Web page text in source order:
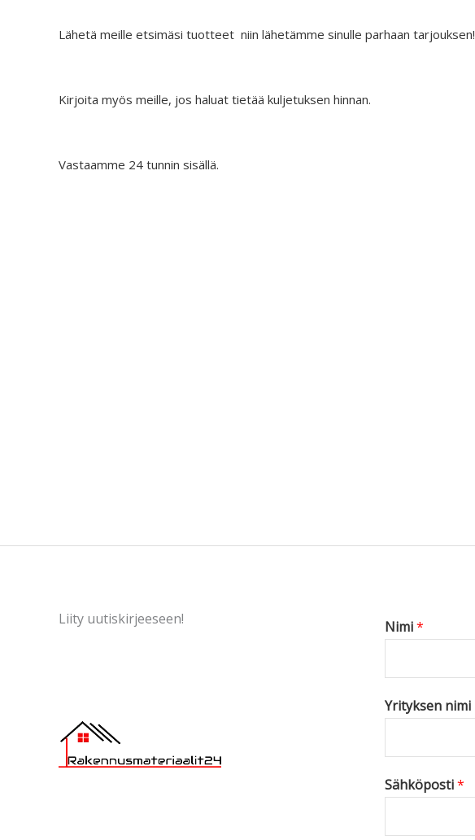
Lähetä meille etsimäsi tuotteet niin lähetämme sinulle parhaan tarjouksen!
Kirjoita myös meille, jos haluat tietää kuljetuksen hinnan.
Vastaamme 24 tunnin sisällä.
Liity uutiskirjeeseen! Nimi*
Yrityksen nimi
Sähköposti*